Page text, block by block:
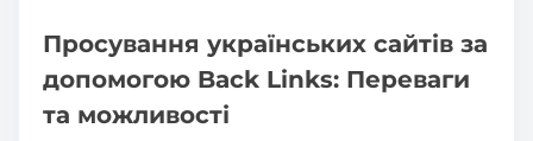
Просування українських сайтів за
допомогою Back Links: Переваги
та можливості